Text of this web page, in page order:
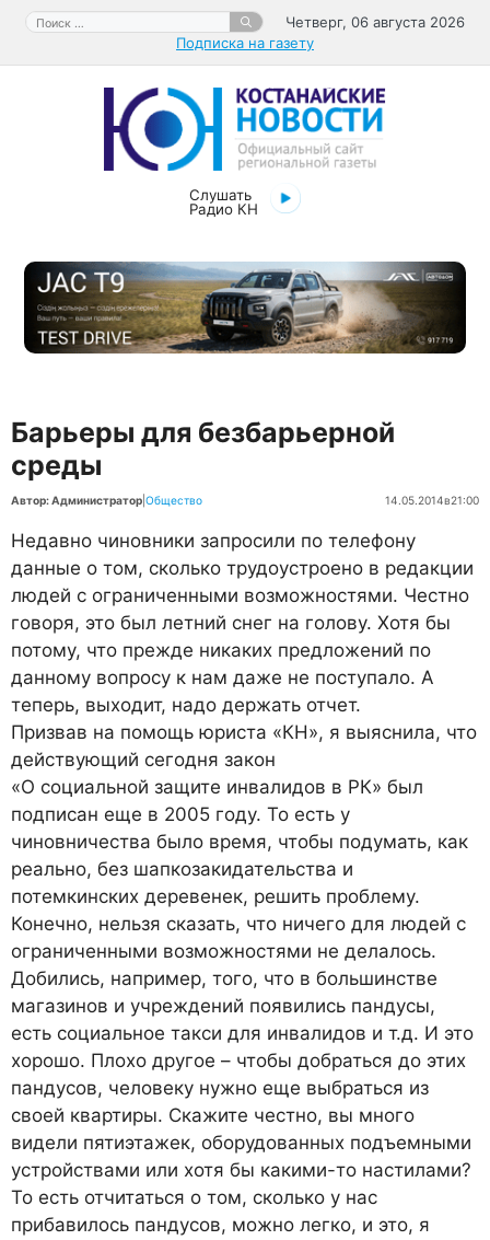
Перейти
содержимому
Поиск:
Четверг, 06 августа 2026
Подписка на газету
Слушать
Радио КН
Барьеры для безбарьерной
среды
Автор: Администратор Общество 14.05.2014в21:00
Недавно чиновники запросили по телефону
данные о том, сколько трудоустроено в редакции
людей с ограниченными возможностями. Честно
говоря, это был летний снег на голову. Хотя бы
потому, что прежде никаких предложений по
данному вопросу к нам даже не поступало. А
теперь, выходит, надо держать отчет.
Призвав на помощь юриста «КН», я выяснила, что
действующий сегодня закон
«О социальной защите инвалидов в РК» был
подписан еще в 2005 году. То есть у
чиновничества было время, чтобы подумать, как
реально, без шапкозакидательства и
потемкинских деревенек, решить проблему.
Конечно, нельзя сказать, что ничего для людей с
ограниченными возможностями не делалось.
Добились, например, того, что в большинстве
магазинов и учреждений появились пандусы,
есть социальное такси для инвалидов и т.д. И это
хорошо. Плохо другое – чтобы добраться до этих
пандусов, человеку нужно еще выбраться из
своей квартиры. Скажите честно, вы много
видели пятиэтажек, оборудованных подъемными
устройствами или хотя бы какими-то настилами?
То есть отчитаться о том, сколько у нас
прибавилось пандусов, можно легко, и это, я